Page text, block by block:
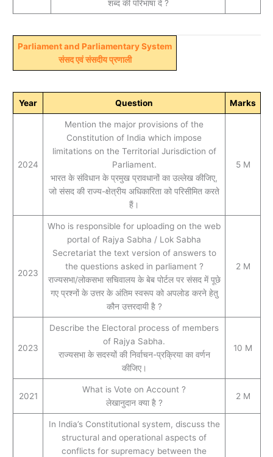
शब्द की परिभाषा दें ?
Parliament and Parliamentary System
संसद एवं संसदीय प्रणाली
Year Question Marks
2024
Mention the major provisions of the
Constitution of India which impose
limitations on the Territorial Jurisdiction of
Parliament.
भारत के संविधान के प्रमुख प्रावधानों का उल्लेख कीजिए,
जो संसद की राज्य-क्षेत्रीय अधिकारिता को परिसीमित करते
हैं।
5 M
2023
Who is responsible for uploading on the web
portal of Rajya Sabha / Lok Sabha
Secretariat the text version of answers to
the questions asked in parliament ?
राज्यसभा/लोकसभा सचिवालय के बेब पोर्टल पर संसद में पूछे
गए प्रश्नों के उत्तर के अंतिम स्वरूप को अपलोड करने हेतु
कौन उत्तरदायी है ?
2 M
2023
Describe the Electoral process of members
of Rajya Sabha.
राज्यसभा के सदस्यों की निर्वाचन-प्रक्रिया का वर्णन
कीजिए।
10 M
2021
What is Vote on Account ?
लेखानुदान क्या है ?
2 M
In India’s Constitutional system, discuss the
structural and operational aspects of
conflicts for supremacy between the